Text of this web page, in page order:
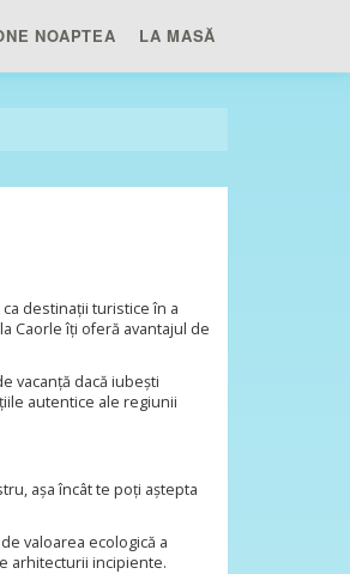
NOAPTEA LA MASĂ
destinații turistice în a
Caorle îți oferă avantajul de
vacanță dacă iubești
autentice ale regiunii
așa încât te poți aștepta
valoarea ecologică a
arhitecturii incipiente.